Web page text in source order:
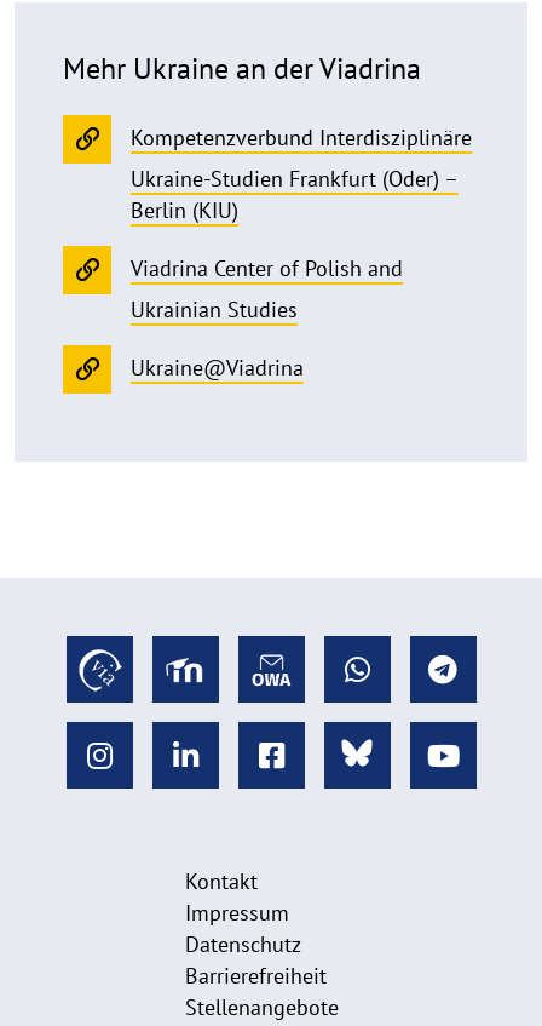
Mehr Ukraine an der Viadrina
Kompetenzverbund Interdisziplinäre
Ukraine-Studien Frankfurt (Oder) –
Berlin (KIU)
Viadrina Center of Polish and
Ukrainian Studies
Ukraine@Viadrina
Kontakt
Impressum
Datenschutz
Barrierefreiheit
Stellenangebote